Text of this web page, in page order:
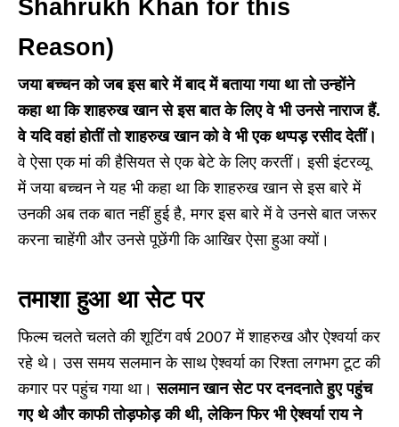
Shahrukh Khan for this
Reason)
जया बच्चन को जब इस बारे में बाद में बताया गया था तो उन्होंने
कहा था कि शाहरुख खान से इस बात के लिए वे भी उनसे नाराज हैं.
वे यदि वहां होतीं तो शाहरुख खान को वे भी एक थप्पड़ रसीद देतीं।
वे ऐसा एक मां की हैसियत से एक बेटे के लिए करतीं। इसी इंटरव्यू
में जया बच्चन ने यह भी कहा था कि शाहरुख खान से इस बारे में
उनकी अब तक बात नहीं हुई है, मगर इस बारे में वे उनसे बात जरूर
करना चाहेंगी और उनसे पूछेंगी कि आखिर ऐसा हुआ क्यों।
तमाशा हुआ था सेट पर
फिल्म चलते चलते की शूटिंग वर्ष 2007 में शाहरुख और ऐश्वर्या कर
रहे थे। उस समय सलमान के साथ ऐश्वर्या का रिश्ता लगभग टूट की
कगार पर पहुंच गया था।सलमान खान सेट पर दनदनाते हुए पहुंच
गए थे और काफी तोड़फोड़ की थी, लेकिन फिर भी ऐश्वर्या राय ने